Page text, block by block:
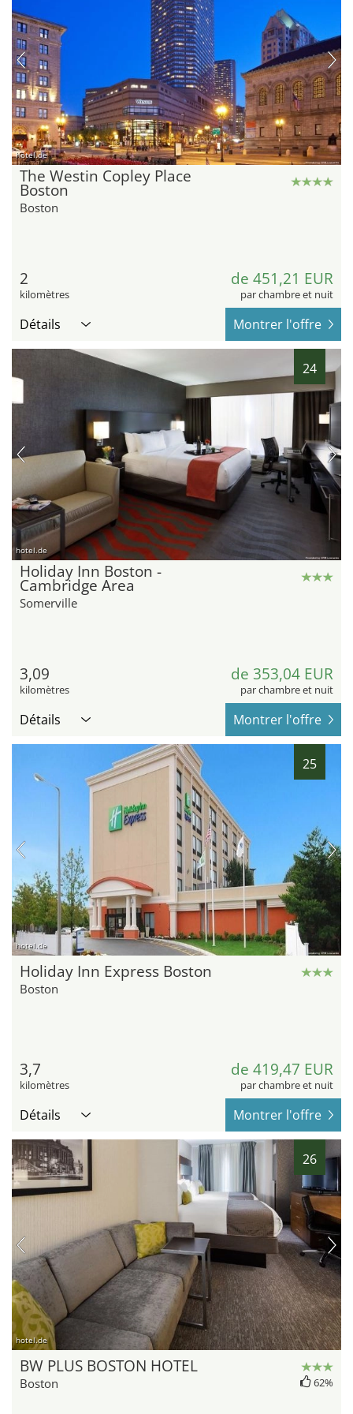
hotel.de
The Westin Copley Place
Boston
Boston
2
kilomètres
de 451,21 EUR
par chambre et nuit
Détails Montrer l'offre
24
hotel.de
Holiday Inn Boston -
Cambridge Area
Somerville
3,09
kilomètres
de 353,04 EUR
par chambre et nuit
Détails Montrer l'offre
25
hotel.de
Holiday Inn Express Boston
Boston
3,7
kilomètres
de 419,47 EUR
par chambre et nuit
Détails Montrer l'offre
26
hotel.de
BW PLUS BOSTON HOTEL
Boston 62%